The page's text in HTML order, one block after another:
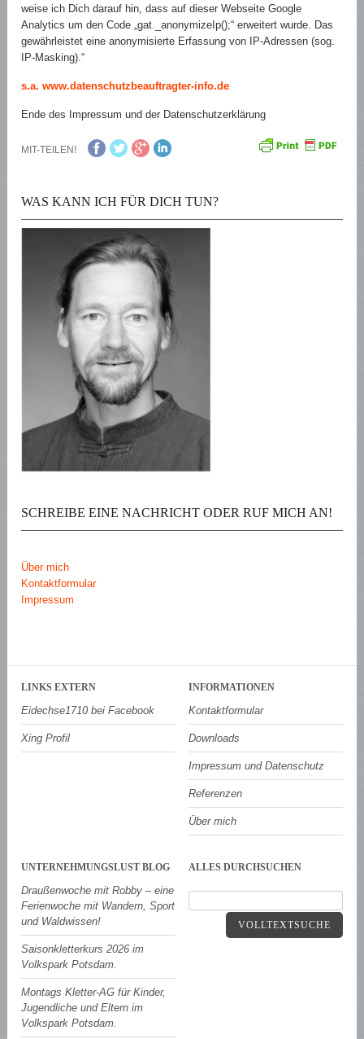
weise ich Dich darauf hin, dass auf dieser Webseite Google
Analytics um den Code „gat._anonymizeIp();“ erweitert wurde. Das
gewährleistet eine anonymisierte Erfassung von IP-Adressen (sog.
IP-Masking).“
s.a. www.datenschutzbeauftragter-info.de
Ende des Impressum und der Datenschutzerklärung
MIT-TEILEN!
WAS KANN ICH FÜR DICH TUN?
SCHREIBE EINE NACHRICHT ODER RUF MICH AN!
Über mich
Kontaktformular
Impressum
LINKS EXTERN
Eidechse1710 bei Facebook
Xing Profil
INFORMATIONEN
Kontaktformular
Downloads
Impressum und Datenschutz
Referenzen
Über mich
UNTERNEHMUNGSLUST BLOG
Draußenwoche mit Robby – eine
Ferienwoche mit Wandern, Sport
und Waldwissen!
Saisonkletterkurs 2026 im
Volkspark Potsdam.
Montags Kletter-AG für Kinder,
Jugendliche und Eltern im
Volkspark Potsdam.
ALLES DURCHSUCHEN
VOLLTEXTSUCHE